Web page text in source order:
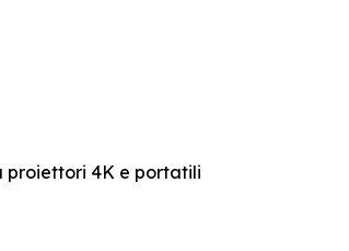
proiettori 4K e portatili